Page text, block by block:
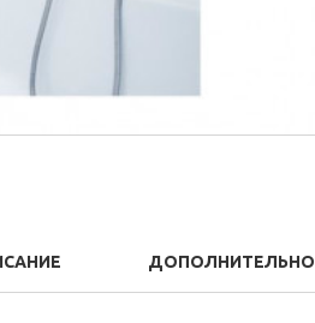
ДОПОЛНИТЕЛЬНО